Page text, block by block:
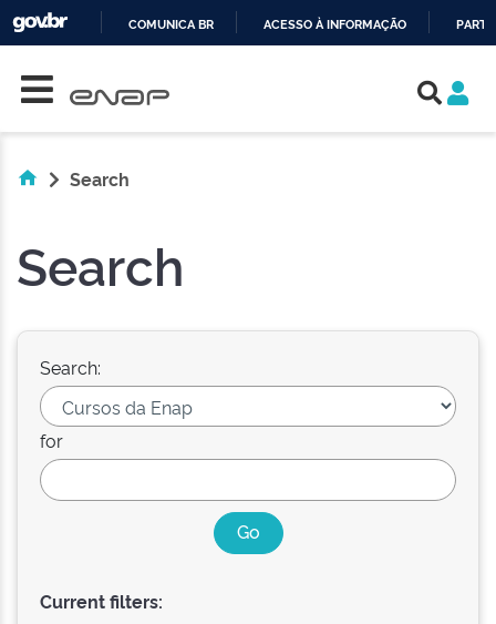
COMUNICA BR ACESSO À INFORMAÇÃO
Search
Search
Search:
for
Current filters: